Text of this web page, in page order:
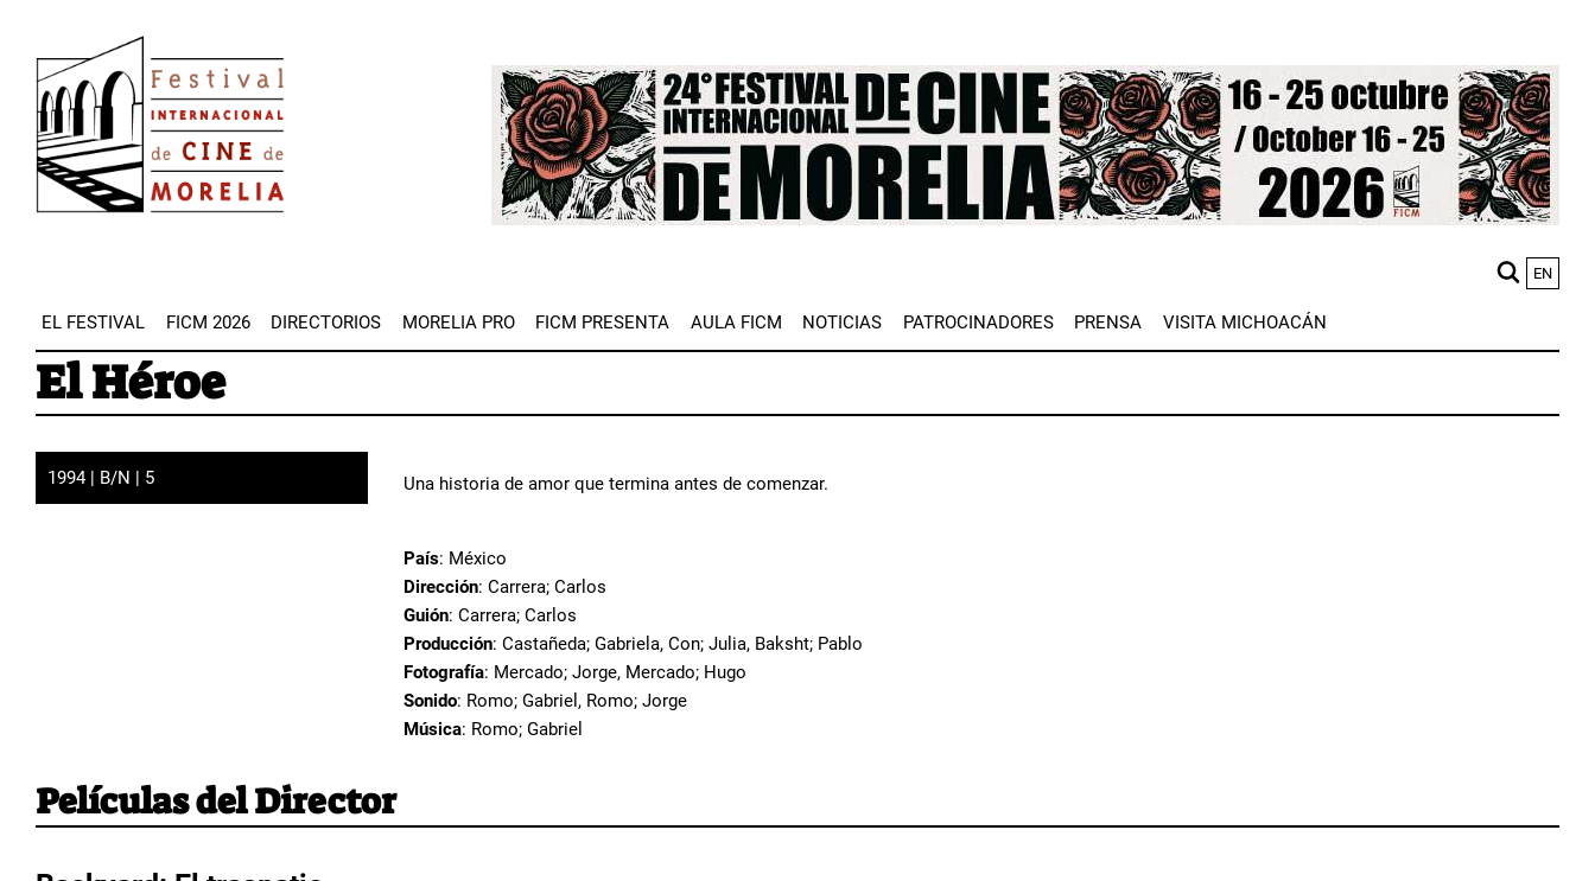
contenido
principal
Image
EN
EL FESTIVAL FICM 2026 DIRECTORIOS MORELIA PRO FICM PRESENTA AULA FICM NOTICIAS PATROCINADORES PRENSA VISITA MICHOACÁN
El Héroe
1994 | B/N | 5 Una historia de amor que termina antes de comenzar.
País: México
Dirección: Carrera; Carlos
Guión: Carrera; Carlos
Producción: Castañeda; Gabriela, Con; Julia, Baksht; Pablo
Fotografía: Mercado; Jorge, Mercado; Hugo
Sonido: Romo; Gabriel, Romo; Jorge
Música: Romo; Gabriel
Películas del Director